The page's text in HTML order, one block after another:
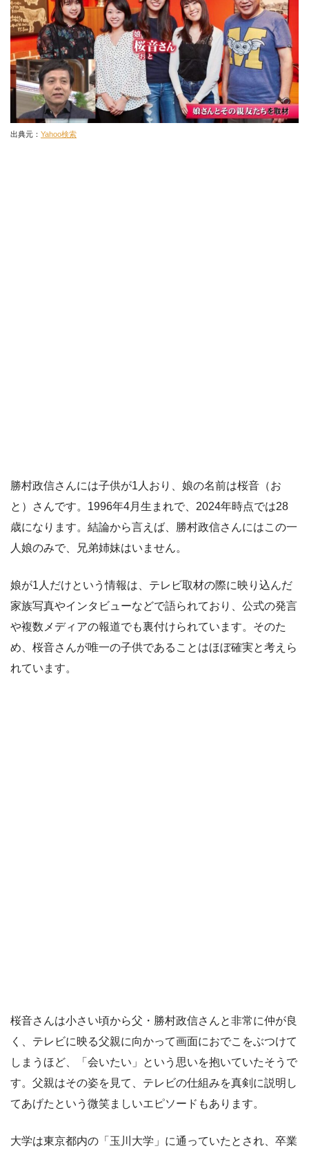
出典元： Yahoo検索
勝村政信さんには子供が1人おり、娘の名前は桜音（お
と）さんです。1996年4月生まれで、2024年時点では28
歳になります。結論から言えば、勝村政信さんにはこの一
人娘のみで、兄弟姉妹はいません。
娘が1人だけという情報は、テレビ取材の際に映り込んだ
家族写真やインタビューなどで語られており、公式の発言
や複数メディアの報道でも裏付けられています。そのた
め、桜音さんが唯一の子供であることはほぼ確実と考えら
れています。
桜音さんは小さい頃から父・勝村政信さんと非常に仲が良
く、テレビに映る父親に向かって画面におでこをぶつけて
しまうほど、「会いたい」という思いを抱いていたそうで
す。父親はその姿を見て、テレビの仕組みを真剣に説明し
てあげたという微笑ましいエピソードもあります。
大学は東京都内の「玉川大学」に通っていたとされ、卒業